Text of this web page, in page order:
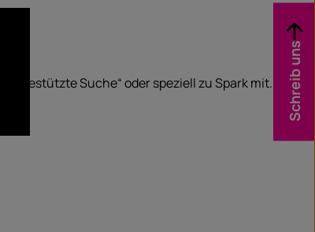
gestützte Suche“ oder speziell zu Spark mit. Schreib uns